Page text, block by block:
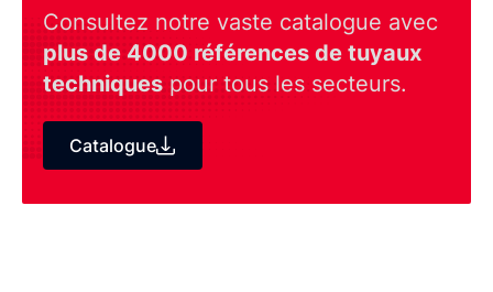
Consultez notre vaste catalogue avec
plus de 4000 références de tuyaux
techniques pour tous les secteurs.
Catalogue